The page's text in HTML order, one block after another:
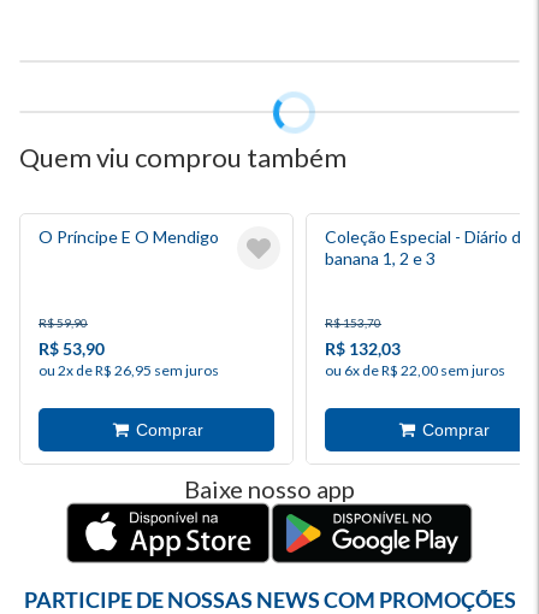
Quem viu comprou também
O Príncipe E O Mendigo
R$ 59,90
R$ 53,90
ou 2x de R$ 26,95 sem juros
Coleção Especial - Diário de
banana 1, 2 e 3
R$ 153,70
R$ 132,03
ou 6x de R$ 22,00 sem juros
Baixe nosso app
PARTICIPE DE NOSSAS NEWS COM PROMOÇÕES